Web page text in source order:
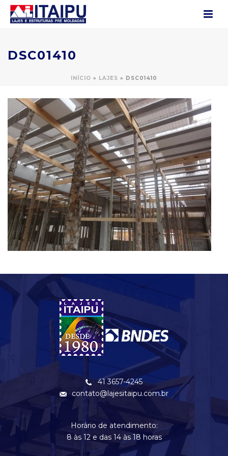
DSC01410
INÍCIO » LAJES » DSC01410
41 3657-4245
contato@lajesitaipu.com.br
Horário de atendimento:
8 às 12 e das 14 às 18 horas